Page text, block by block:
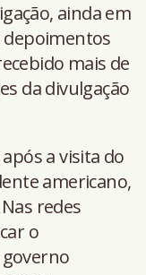
ainda em
depoimentos
mais de
da divulgação
a visita do
americano,
redes
o